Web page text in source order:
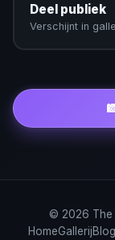
Deel publiek
Verschijnt in
© 2026 The
HomeGallerijBlog